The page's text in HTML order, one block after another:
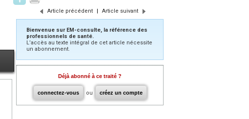
Article précédent | Article suivant
Bienvenue sur EM-consulte, la référence des
professionnels de santé.
L’accès au texte intégral de cet article nécessite
un abonnement.
Déjà abonné à ce traité ?
connectez-vous ou créez un compte